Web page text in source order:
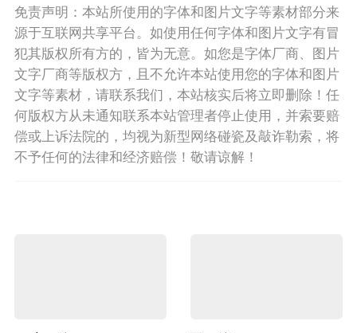
免责声明：本站所使用的字体和图片文字等素材部分来
源于互联网共享平台。如使用任何字体和图片文字有冒
犯其版权所有方的，皆为无意。如您是字体厂商、图片
文字厂商等版权方，且不允许本站使用您的字体和图片
文字等素材，请联系我们，本站核实后将立即删除！任
何版权方从未通知联系本站管理者停止使用，并索要赔
偿或上诉法院的，均视为新型网络碰瓷及敲诈勒索，将
不予任何的法律和经济赔偿！敬请谅解！